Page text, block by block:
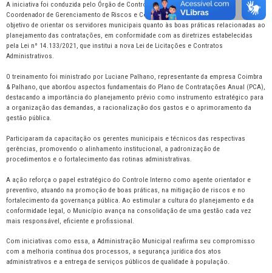
A iniciativa foi conduzida pelo Órgão de Controle Interno, sob a coordenação do
Coordenador de Gerenciamento de Riscos e Compliance, Marcelo Nunes, com o
objetivo de orientar os servidores municipais quanto às boas práticas relacionadas ao
planejamento das contratações, em conformidade com as diretrizes estabelecidas
pela Lei nº 14.133/2021, que institui a nova Lei de Licitações e Contratos
Administrativos.
O treinamento foi ministrado por Luciane Palhano, representante da empresa Coimbra
& Palhano, que abordou aspectos fundamentais do Plano de Contratações Anual (PCA),
destacando a importância do planejamento prévio como instrumento estratégico para
a organização das demandas, a racionalização dos gastos e o aprimoramento da
gestão pública.
Participaram da capacitação os gerentes municipais e técnicos das respectivas
gerências, promovendo o alinhamento institucional, a padronização de
procedimentos e o fortalecimento das rotinas administrativas.
A ação reforça o papel estratégico do Controle Interno como agente orientador e
preventivo, atuando na promoção de boas práticas, na mitigação de riscos e no
fortalecimento da governança pública. Ao estimular a cultura do planejamento e da
conformidade legal, o Município avança na consolidação de uma gestão cada vez
mais responsável, eficiente e profissional.
Com iniciativas como essa, a Administração Municipal reafirma seu compromisso
com a melhoria contínua dos processos, a segurança jurídica dos atos
administrativos e a entrega de serviços públicos de qualidade à população.